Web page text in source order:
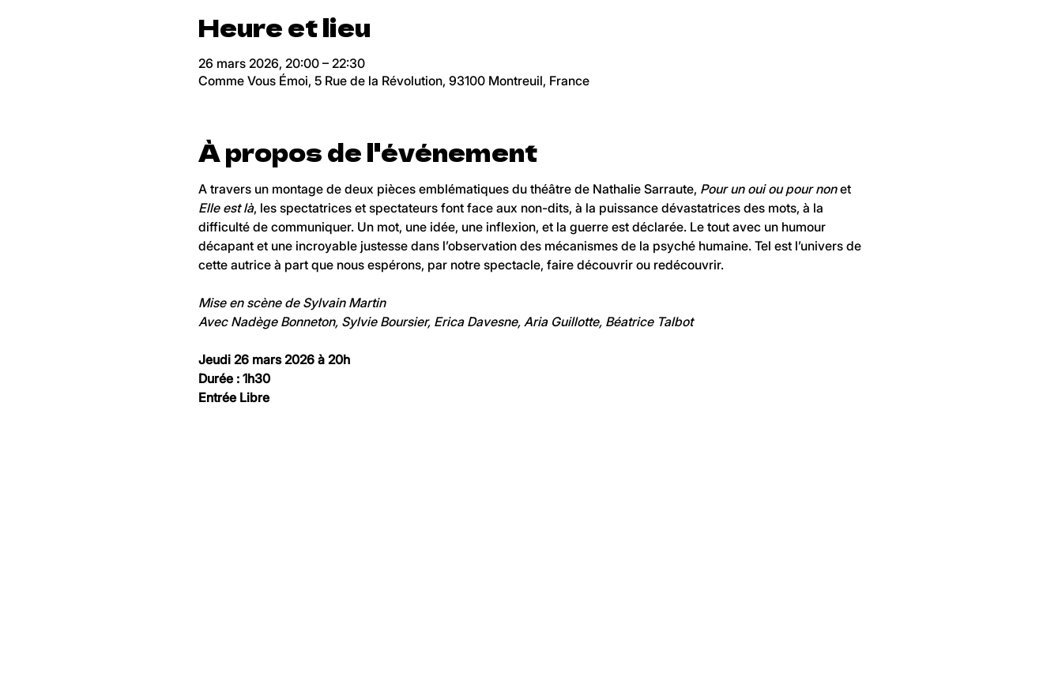
Heure et lieu
26 mars 2026, 20:00 – 22:30
Comme Vous Émoi, 5 Rue de la Révolution, 93100 Montreuil, France
À propos de l'événement
A travers un montage de deux pièces emblématiques du théâtre de Nathalie Sarraute, Pour un oui ou pour non et
Elle est là, les spectatrices et spectateurs font face aux non-dits, à la puissance dévastatrices des mots, à la
difficulté de communiquer. Un mot, une idée, une inflexion, et la guerre est déclarée. Le tout avec un humour
décapant et une incroyable justesse dans l’observation des mécanismes de la psyché humaine. Tel est l’univers de
cette autrice à part que nous espérons, par notre spectacle, faire découvrir ou redécouvrir.
Mise en scène de Sylvain Martin
Avec Nadège Bonneton, Sylvie Boursier, Erica Davesne, Aria Guillotte, Béatrice Talbot
Jeudi 26 mars 2026 à 20h
Durée : 1h30
Entrée Libre